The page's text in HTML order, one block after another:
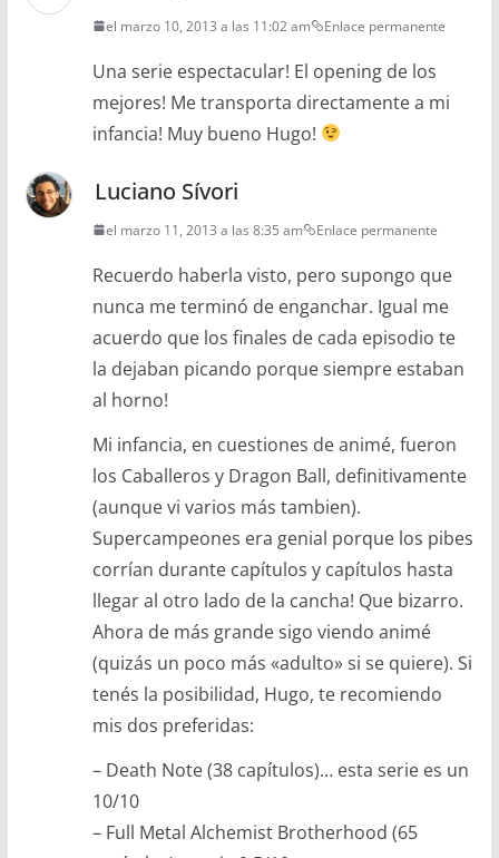
el marzo 10, 2013 a las 11:02 am Enlace permanente
Una serie espectacular! El opening de los
mejores! Me transporta directamente a mi
infancia! Muy bueno Hugo!
Luciano Sívori
el marzo 11, 2013 a las 8:35 am Enlace permanente
Recuerdo haberla visto, pero supongo que
nunca me terminó de enganchar. Igual me
acuerdo que los finales de cada episodio te
la dejaban picando porque siempre estaban
al horno!
Mi infancia, en cuestiones de animé, fueron
los Caballeros y Dragon Ball, definitivamente
(aunque vi varios más tambien).
Supercampeones era genial porque los pibes
corrían durante capítulos y capítulos hasta
llegar al otro lado de la cancha! Que bizarro.
Ahora de más grande sigo viendo animé
(quizás un poco más «adulto» si se quiere). Si
tenés la posibilidad, Hugo, te recomiendo
mis dos preferidas:
– Death Note (38 capítulos)… esta serie es un
10/10
– Full Metal Alchemist Brotherhood (65